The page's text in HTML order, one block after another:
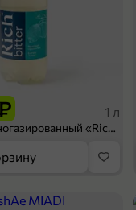
1 л
Напиток сильногазированный «Rich» Биттер Лемон, 1 л